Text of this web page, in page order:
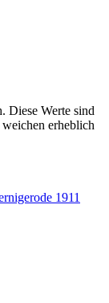
Diese Werte sind
erheblich
1911